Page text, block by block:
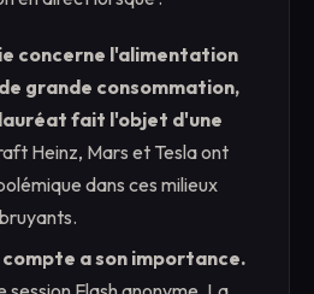
concerne l'alimentation
grande consommation,
fait l'objet d'une
Heinz, Mars et Tesla ont
dans ces milieux
a son importance.